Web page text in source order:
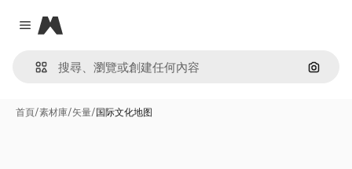
Close menu
Magnific
通過圖
首頁/素材庫/矢量/国际文化地图